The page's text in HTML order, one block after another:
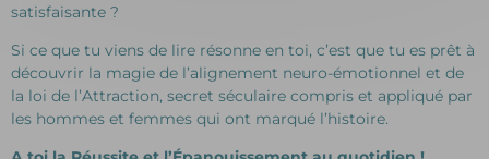
satisfaisante ?
Si ce que tu viens de lire résonne en toi, c’est que tu es prêt à
découvrir la magie de l’alignement neuro-émotionnel et de
la loi de l’Attraction, secret séculaire compris et appliqué par
les hommes et femmes qui ont marqué l’histoire.